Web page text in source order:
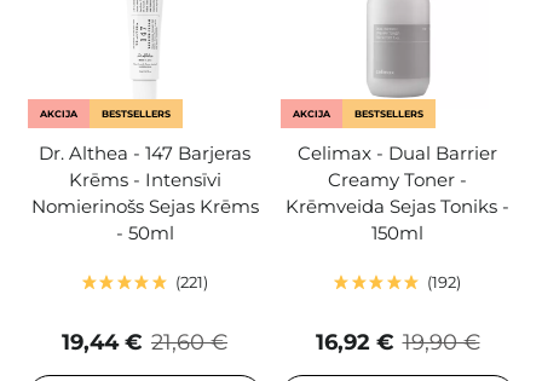
AKCIJA BESTSELLERS
Dr. Althea - 147 Barjeras
Krēms - Intensīvi
Nomierinošs Sejas Krēms
- 50ml
221
21,60 €
19,44 €
AKCIJA BESTSELLERS
Celimax - Dual Barrier
Creamy Toner -
Krēmveida Sejas Toniks -
150ml
192
19,90 €
16,92 €